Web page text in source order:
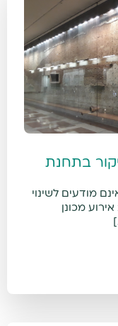
בתחנת
מודעים לשינוי
מכונן